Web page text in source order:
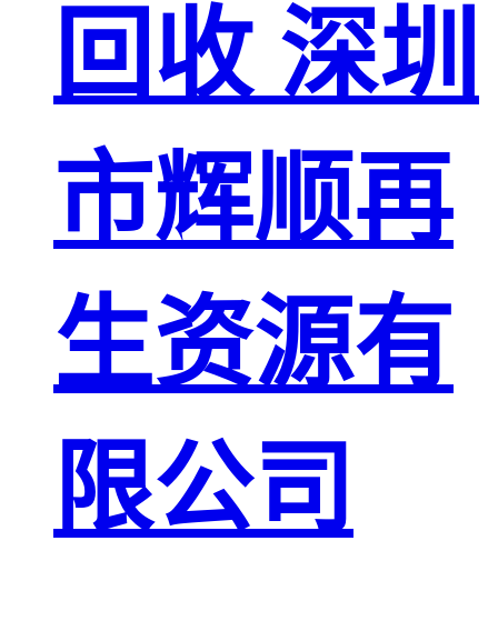
回收 深圳
市辉顺再
生资源有
限公司